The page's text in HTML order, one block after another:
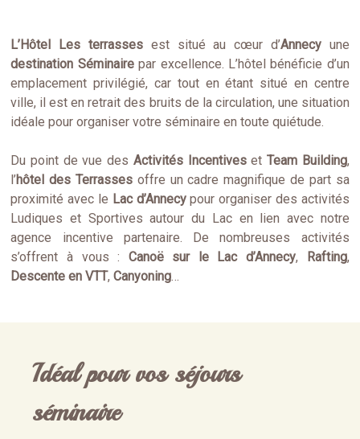
L’Hôtel Les terrasses est situé au cœur d’Annecyune
destination Séminairepar excellence. L’hôtel bénéficie d’un
emplacement privilégié, car tout en étant situé en centre
ville, il est en retrait des bruits de la circulation, une situation
idéale pour organiser votre séminaire en toute quiétude.
Du point de vue des Activités ncentiveset Team Building,
l’hôtel des Terrasses offre un cadre magnifique de part sa
proximité avec le Lac d’Annecypour organiser des activités
Ludiques et Sportives autour du Lac en lien avec notre
agence incentive partenaire. De nombreuses activités
s’offrent à vous : Canoë sur le Lacd’Annecy, Rafting,
DescenteenVTT,Canyoning…
Idéal pour vos séjours
séminaire